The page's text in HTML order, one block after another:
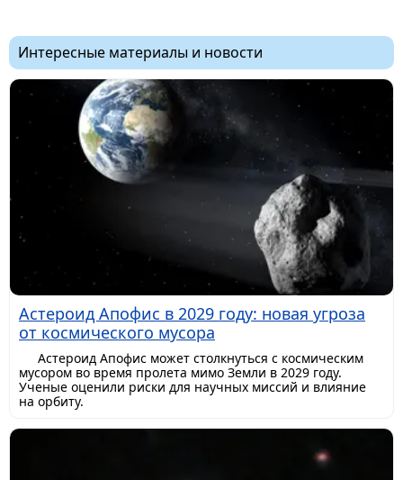
Интересные материалы и новости
Астероид Апофис в 2029 году: новая угроза
от космического мусора
Астероид Апофис может столкнуться с космическим
мусором во время пролета мимо Земли в 2029 году.
Ученые оценили риски для научных миссий и влияние
на орбиту.